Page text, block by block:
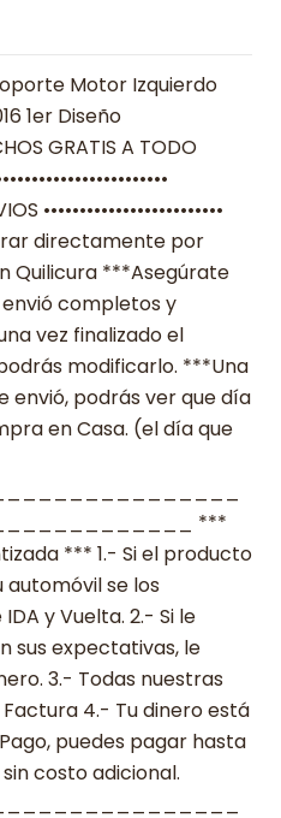
Motor Izquierdo
1er Diseño
GRATIS A TODO
directamente por
Quilicura ***Asegúrate
completos y
vez finalizado el
modificarlo. ***Una
envió, podrás ver que día
en Casa. (el día que
***
*** 1.- Si el producto
se los
y Vuelta. 2.- Si le
sus expectativas, le
3.- Todas nuestras
4.- Tu dinero está
puedes pagar hasta
costo adicional.